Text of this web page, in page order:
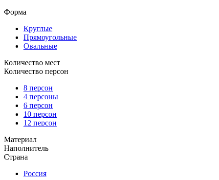
Форма
Круглые
Прямоугольные
Овальные
Количество мест
Количество персон
8 персон
4 персоны
6 персон
10 персон
12 персон
Материал
Наполнитель
Страна
Россия